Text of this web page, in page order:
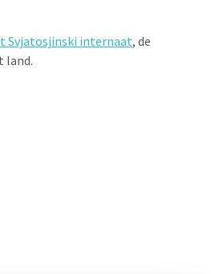
Svjatosjinski internaat, de
land.